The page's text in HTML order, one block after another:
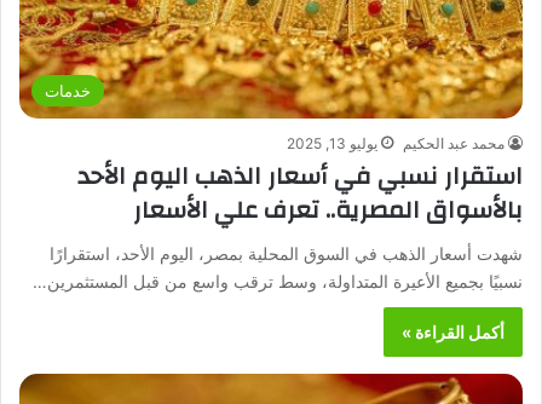
خدمات
محمد عبد الحكيم يوليو 13, 2025
استقرار نسبي في أسعار الذهب اليوم الأحد
بالأسواق المصرية.. تعرف علي الأسعار
شهدت أسعار الذهب في السوق المحلية بمصر، اليوم الأحد، استقرارًا
نسبيًا بجميع الأعيرة المتداولة، وسط ترقب واسع من قبل المستثمرين…
أكمل القراءة »